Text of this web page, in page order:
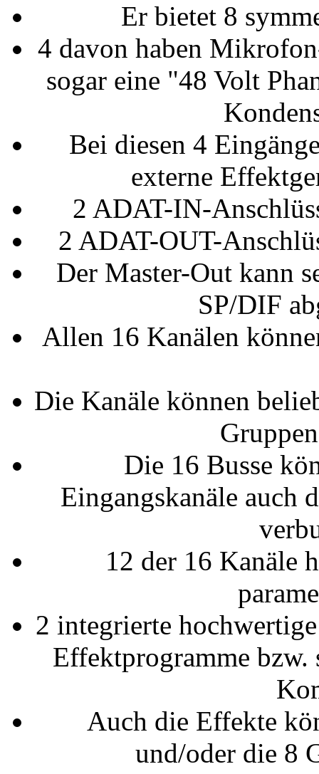
Er bietet 8
4 davon haben
sogar eine "48 Volt
Bei diesen 4
externe
2 ADAT-IN-
2 ADAT-OUT-
Der Master-Out kann
SP/DIF
Allen 16 Kanälen
Die Kanäle können
Die 16 Busse
Eingangskanäle auch
12 der 16 Kanäle
2 integrierte
Effektprogramme
Auch die Effekte
und/oder die 8